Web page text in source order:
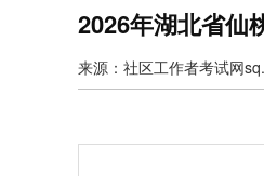
2026年湖北省仙
来源：社区工作者考试网